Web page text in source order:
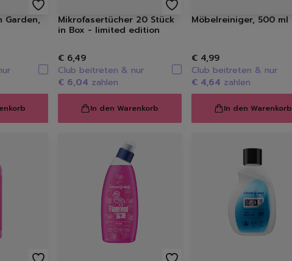
Textilerfrischer
Waschzubehör
Geschirrspülmittel, -Tabs, -Salz & Co.
Spülmittel
Spülbürsten | Spülschwämme
Geschirrtücher
Spülzubehör
Innenraum | Cockpit
Außen | Lack
Felgen | Reifen | Gummi
Autodüfte
Auto Shampoo
Autopflege-Zubehör
Schuhpflege
Garden,
Mikrofasertücher 20 Stück
in Box - limited edition
€ 6,49
Club beitreten & nur
€ 6,04 zahlen
In den Warenkorb
Möbelreiniger, 500 ml
€ 4,99
Club beitreten & nur
€ 4,64 zahlen
In den Warenkorb